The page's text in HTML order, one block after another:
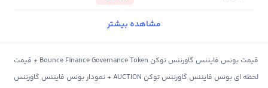
مشاهده بیشتر
قیمت بونس فایننس گاورننس توکن Bounce Finance Governance Token + قیمت
لحظه ای بونس فایننس گاورننس توکن AUCTION + نمودار بونس فایننس گاورننس